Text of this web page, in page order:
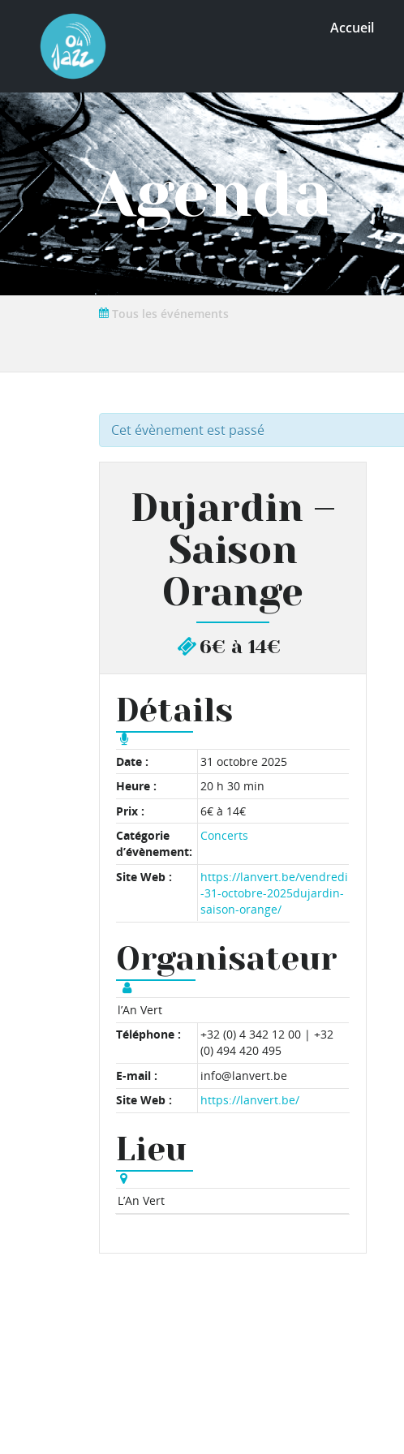
Accueil
Agenda
Tous les événements
Cet évènement est passé
Dujardin –
Saison
Orange
6€ à 14€
Détails
Date :
31 octobre 2025
Heure :
20 h 30 min
Prix :
6€ à 14€
Catégorie
d’évènement:
Concerts
Site Web :
https://lanvert.be/vendredi
-31-octobre-2025dujardin-
saison-orange/
Organisateur
l’An Vert
Téléphone :
+32 (0) 4 342 12 00 | +32
(0) 494 420 495
E-mail :
info@lanvert.be
Site Web :
https://lanvert.be/
Lieu
L’An Vert